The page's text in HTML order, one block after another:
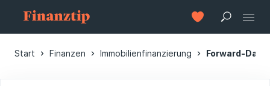
Start Finanzen Immobilienfinanzierung Forward-